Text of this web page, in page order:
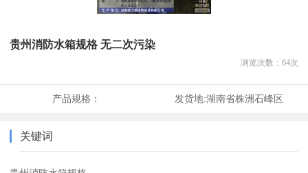
贵州消防水箱规格 无二次污染
浏览次数： 64次
产品规格： 发货地:湖南省株洲石峰区
关键词